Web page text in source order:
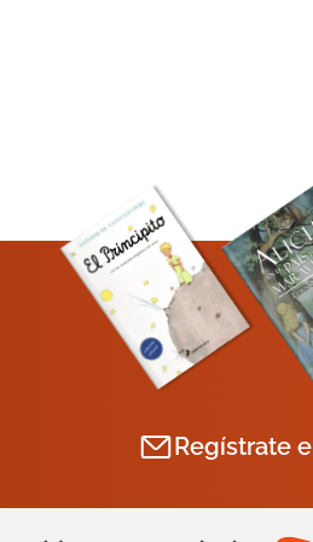
Regístrate